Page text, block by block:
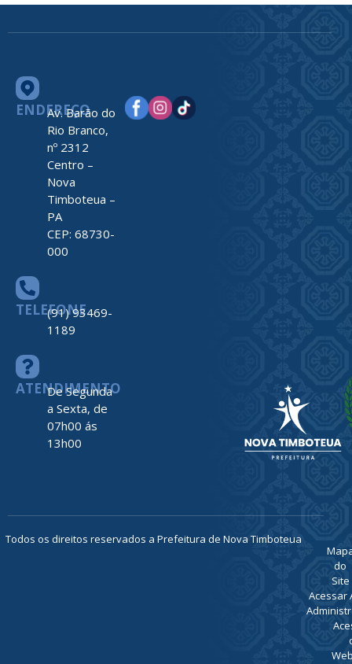
ENDEREÇO
Av. Barão do
Rio Branco,
nº 2312
Centro –
Nova
Timboteua –
PA
CEP: 68730-
000
TELEFONE
(91) 93469-
1189
ATENDIMENTO
De Segunda
a Sexta, de
07h00 ás
13h00
Todos os direitos reservados a Prefeitura de Nova Timboteua
do
Site
Acessar